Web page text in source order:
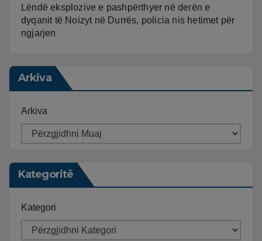
Lëndë eksplozive e pashpërthyer në derën e
dyqanit të Noizyt në Durrës, policia nis hetimet për
ngjarjen
Arkiva
Arkiva
Kategoritë
Kategori